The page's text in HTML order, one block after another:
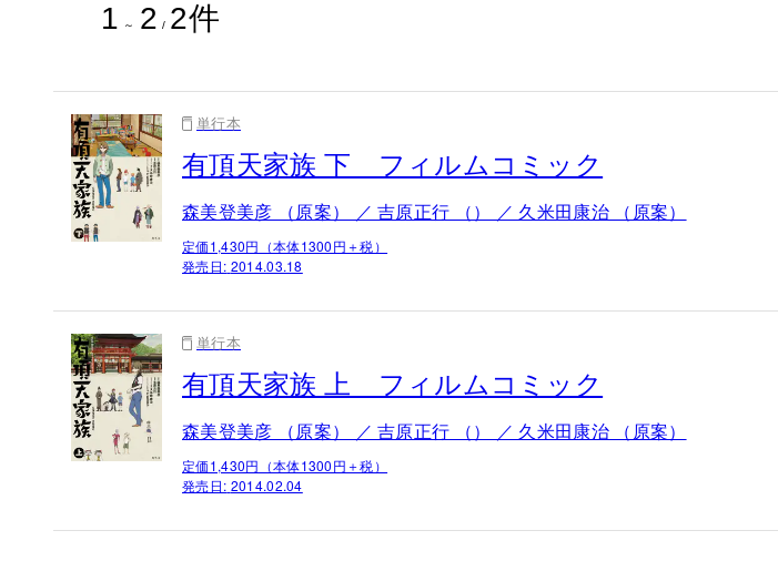
1 ～ 2 / 2件
単行本
有頂天家族 下 フィルムコミック
森美登美彦 （原案） ／ 吉原正行 （） ／ 久米田康治 （原案）
定価1,430円（本体1300円＋税）
発売日: 2014.03.18
単行本
有頂天家族 上 フィルムコミック
森美登美彦 （原案） ／ 吉原正行 （） ／ 久米田康治 （原案）
定価1,430円（本体1300円＋税）
発売日: 2014.02.04